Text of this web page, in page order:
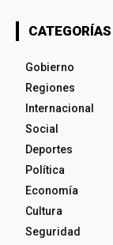
CATEGORÍAS
Gobierno
Regiones
Internacional
Social
Deportes
Política
Economía
Cultura
Seguridad